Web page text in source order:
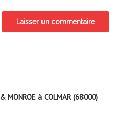
à COLMAR (68000)